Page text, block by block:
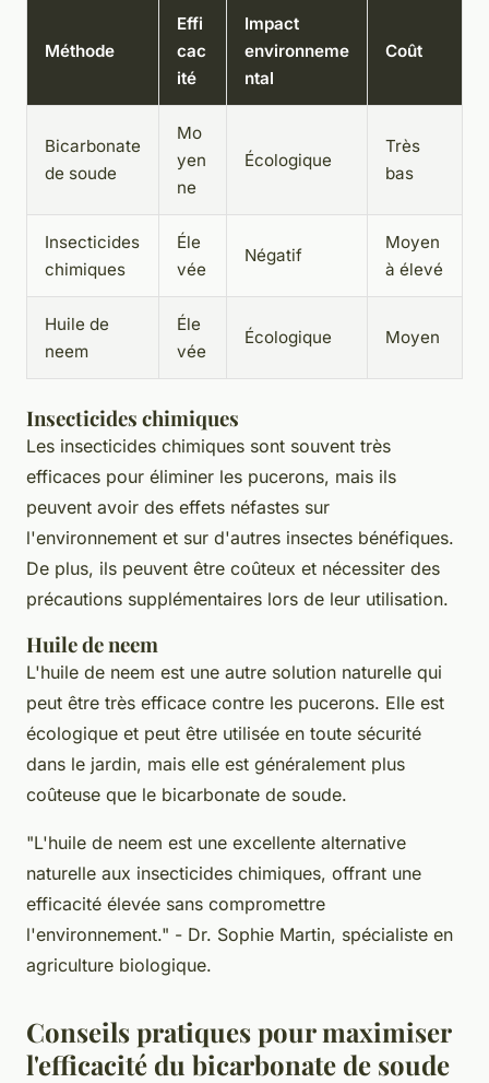
Méthode
Effi
cac
ité
Impact
environneme
ntal
Coût
Bicarbonate
de soude
Mo
yen
ne
Écologique
Très
bas
Insecticides
chimiques
Éle
vée
Négatif
Moyen
à élevé
Huile de
neem
Éle
vée
Écologique Moyen
Insecticides chimiques
Les insecticides chimiques sont souvent très
efficaces pour éliminer les pucerons, mais ils
peuvent avoir des effets néfastes sur
l'environnement et sur d'autres insectes bénéfiques.
De plus, ils peuvent être coûteux et nécessiter des
précautions supplémentaires lors de leur utilisation.
Huile de neem
L'huile de neem est une autre solution naturelle qui
peut être très efficace contre les pucerons. Elle est
écologique et peut être utilisée en toute sécurité
dans le jardin, mais elle est généralement plus
coûteuse que le bicarbonate de soude.
"L'huile de neem est une excellente alternative
naturelle aux insecticides chimiques, offrant une
efficacité élevée sans compromettre
l'environnement." - Dr. Sophie Martin, spécialiste en
agriculture biologique.
Conseils pratiques pour maximiser
l'efficacité du bicarbonate de soude